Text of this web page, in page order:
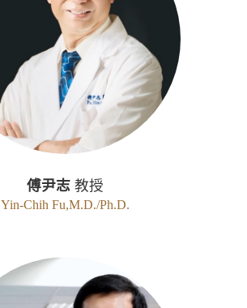
傅尹志 教授
Yin-Chih Fu,M.D./Ph.D.